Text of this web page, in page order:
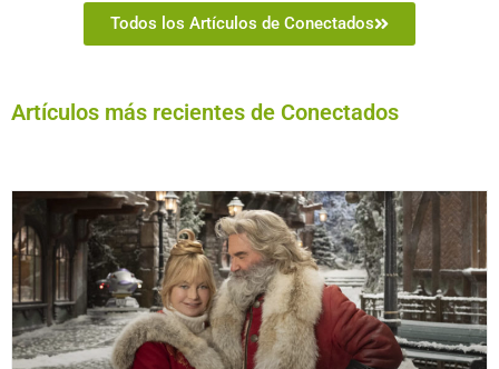
Todos los Artículos de Conectados
Artículos más recientes de Conectados